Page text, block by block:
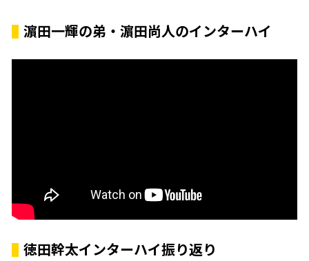
濵田一輝の弟・濵田尚人のインターハイ
徳田幹太インターハイ振り返り